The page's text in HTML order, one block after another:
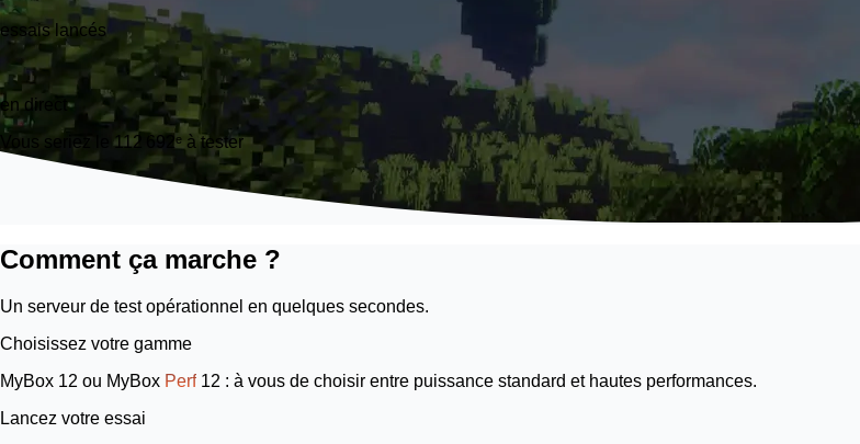
essais lancés
33
en direct
Vous seriez le 112 692ᵉ à tester
Comment ça marche ?
Un serveur de test opérationnel en quelques secondes.
Choisissez votre gamme
MyBox 12 ou MyBox Perf 12 : à vous de choisir entre puissance standard et hautes performances.
Lancez votre essai